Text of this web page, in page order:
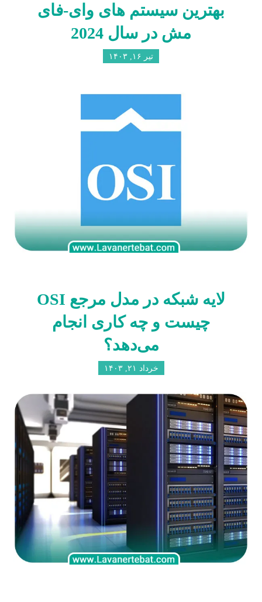
بهترین سیستم های وای-فای
مش در سال 2024
تیر ۱۶, ۱۴۰۳
لایه شبکه در مدل مرجع OSI
چیست و چه کاری انجام
می‌دهد؟
خرداد ۲۱, ۱۴۰۳